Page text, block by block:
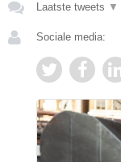
Laatste tweets ▼
Sociale media: